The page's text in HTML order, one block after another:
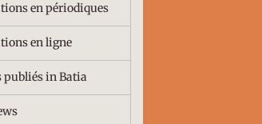
en périodiques
en ligne
publiés in Batia